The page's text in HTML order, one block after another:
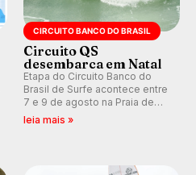
CIRCUITO BANCO DO BRASIL
Circuito QS
desembarca em Natal
Etapa do Circuito Banco do
Brasil de Surfe acontece entre
7 e 9 de agosto na Praia de
Miami (RN), em disputas
válidas pelo Qualifying Series
leia mais »